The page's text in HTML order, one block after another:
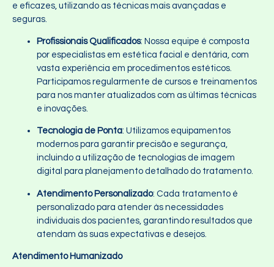
e eficazes, utilizando as técnicas mais avançadas e
seguras.
Profissionais Qualificados: Nossa equipe é composta
por especialistas em estética facial e dentária, com
vasta experiência em procedimentos estéticos.
Participamos regularmente de cursos e treinamentos
para nos manter atualizados com as últimas técnicas
e inovações.
Tecnologia de Ponta: Utilizamos equipamentos
modernos para garantir precisão e segurança,
incluindo a utilização de tecnologias de imagem
digital para planejamento detalhado do tratamento.
Atendimento Personalizado: Cada tratamento é
personalizado para atender às necessidades
individuais dos pacientes, garantindo resultados que
atendam às suas expectativas e desejos.
Atendimento Humanizado